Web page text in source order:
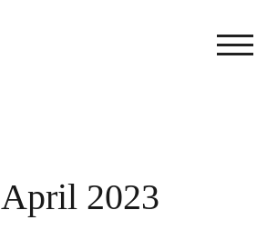
April 2023